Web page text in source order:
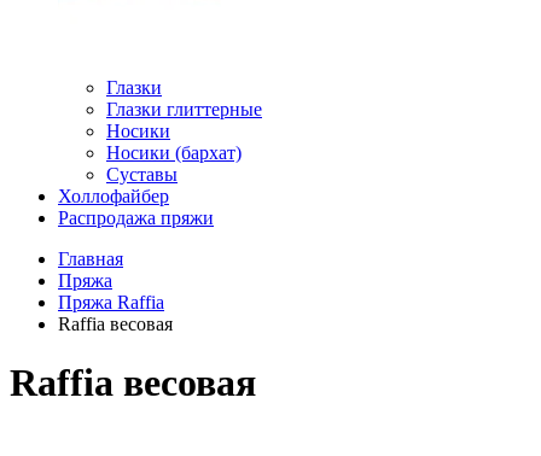
Глазки
Глазки глиттерные
Носики
Носики (бархат)
Суставы
Холлофайбер
Распродажа пряжи
Главная
Пряжа
Пряжа Raffia
Raffia весовая
Raffia весовая